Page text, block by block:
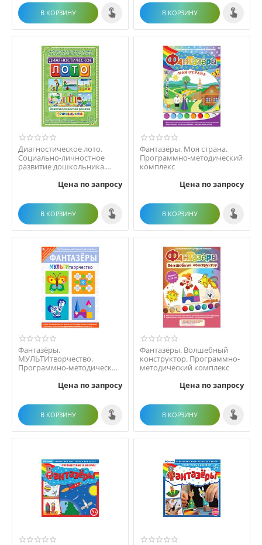
В КОРЗИНУ В КОРЗИНУ
Диагностическое лото.
Социально-личностное
развитие дошкольника.
Цена по запросу
В КОРЗИНУ
Фантазёры. Моя страна.
Программно-методический
комплекс
Цена по запросу
В КОРЗИНУ
Фантазёры.
МУЛЬТИтворчество.
Программно-методический
Цена по запросу
В КОРЗИНУ
Фантазёры. Волшебный
конструктор. Программно-
методический комплекс
Цена по запросу
В КОРЗИНУ